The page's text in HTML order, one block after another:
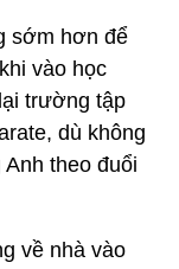
sớm hơn để
vào học
trường tập
dù không
theo đuổi
về nhà vào